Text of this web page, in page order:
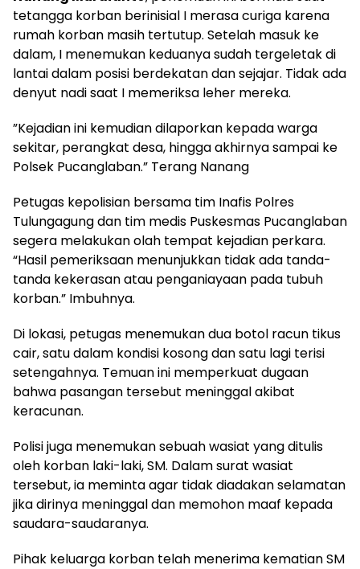
tetangga korban berinisial I merasa curiga karena
rumah korban masih tertutup. Setelah masuk ke
dalam, I menemukan keduanya sudah tergeletak di
lantai dalam posisi berdekatan dan sejajar. Tidak ada
denyut nadi saat I memeriksa leher mereka.
​”Kejadian ini kemudian dilaporkan kepada warga
sekitar, perangkat desa, hingga akhirnya sampai ke
Polsek Pucanglaban.” Terang Nanang
​Petugas kepolisian bersama tim Inafis Polres
Tulungagung dan tim medis Puskesmas Pucanglaban
segera melakukan olah tempat kejadian perkara.
“Hasil pemeriksaan menunjukkan tidak ada tanda-
tanda kekerasan atau penganiayaan pada tubuh
korban.” Imbuhnya.
​Di lokasi, petugas menemukan dua botol racun tikus
cair, satu dalam kondisi kosong dan satu lagi terisi
setengahnya. Temuan ini memperkuat dugaan
bahwa pasangan tersebut meninggal akibat
keracunan.
​Polisi juga menemukan sebuah wasiat yang ditulis
oleh korban laki-laki, SM. Dalam surat wasiat
tersebut, ia meminta agar tidak diadakan selamatan
jika dirinya meninggal dan memohon maaf kepada
saudara-saudaranya.
​Pihak keluarga korban telah menerima kematian SM